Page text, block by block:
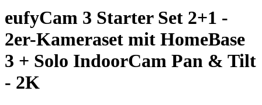
eufyCam 3 Starter Set 2+1 -
2er-Kameraset mit HomeBase
3 + Solo IndoorCam Pan & Tilt
- 2K